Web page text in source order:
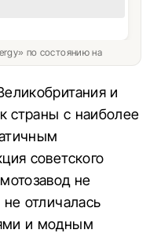
по состоянию на
и
страны с наиболее
советского
не
отличалась
и модным